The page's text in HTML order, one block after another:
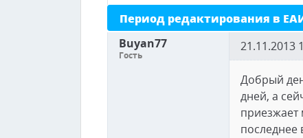
Период редактирования в
Buyan77
Гость
21.11.2013
Добрый
дней, а
приезжает
последнее